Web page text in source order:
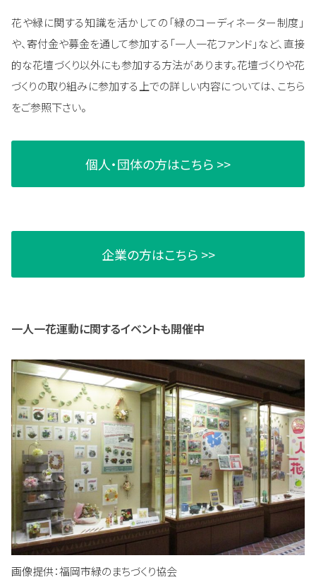
花や緑に関する知識を活かしての「緑のコーディネーター制度」
や、寄付金や募金を通して参加する「一人一花ファンド」など、直接
的な花壇づくり以外にも参加する方法があります。花壇づくりや花
づくりの取り組みに参加する上での詳しい内容については、こちら
をご参照下さい。
個人・団体の方はこちら >>
企業の方はこちら >>
一人一花運動に関するイベントも開催中
画像提供：福岡市緑のまちづくり協会